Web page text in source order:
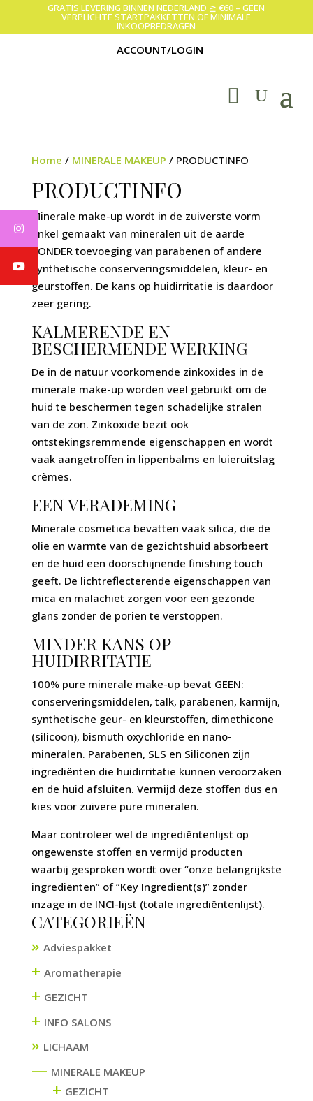
GRATIS LEVERING BINNEN NEDERLAND ≧ €60 – GEEN
VERPLICHTE STARTPAKKETTEN OF MINIMALE
INKOOPBEDRAGEN
ACCOUNT/LOGIN
Home / MINERALE MAKEUP / PRODUCTINFO
PRODUCTINFO
Minerale make-up wordt in de zuiverste vorm
enkel gemaakt van mineralen uit de aarde
ZONDER toevoeging van parabenen of andere
synthetische conserveringsmiddelen, kleur- en
geurstoffen. De kans op huidirritatie is daardoor
zeer gering.
KALMERENDE EN
BESCHERMENDE WERKING
De in de natuur voorkomende zinkoxides in de
minerale make-up worden veel gebruikt om de
huid te beschermen tegen schadelijke stralen
van de zon. Zinkoxide bezit ook
ontstekingsremmende eigenschappen en wordt
vaak aangetroffen in lippenbalms en luieruitslag
crèmes.
EEN VERADEMING
Minerale cosmetica bevatten vaak silica, die de
olie en warmte van de gezichtshuid absorbeert
en de huid een doorschijnende finishing touch
geeft. De lichtreflecterende eigenschappen van
mica en malachiet zorgen voor een gezonde
glans zonder de poriën te verstoppen.
MINDER KANS OP
HUIDIRRITATIE
100% pure minerale make-up bevat GEEN:
conserveringsmiddelen, talk, parabenen, karmijn,
synthetische geur- en kleurstoffen, dimethicone
(silicoon), bismuth oxychloride en nano-
mineralen. Parabenen, SLS en Siliconen zijn
ingrediënten die huidirritatie kunnen veroorzaken
en de huid afsluiten. Vermijd deze stoffen dus en
kies voor zuivere pure mineralen.
Maar controleer wel de ingrediëntenlijst op
ongewenste stoffen en vermijd producten
waarbij gesproken wordt over “onze belangrijkste
ingrediënten” of “Key Ingredient(s)” zonder
inzage in de INCI-lijst (totale ingrediëntenlijst).
CATEGORIEËN
Adviespakket
+ Aromatherapie
+ GEZICHT
+ INFO SALONS
LICHAAM
— MINERALE MAKEUP
+ GEZICHT